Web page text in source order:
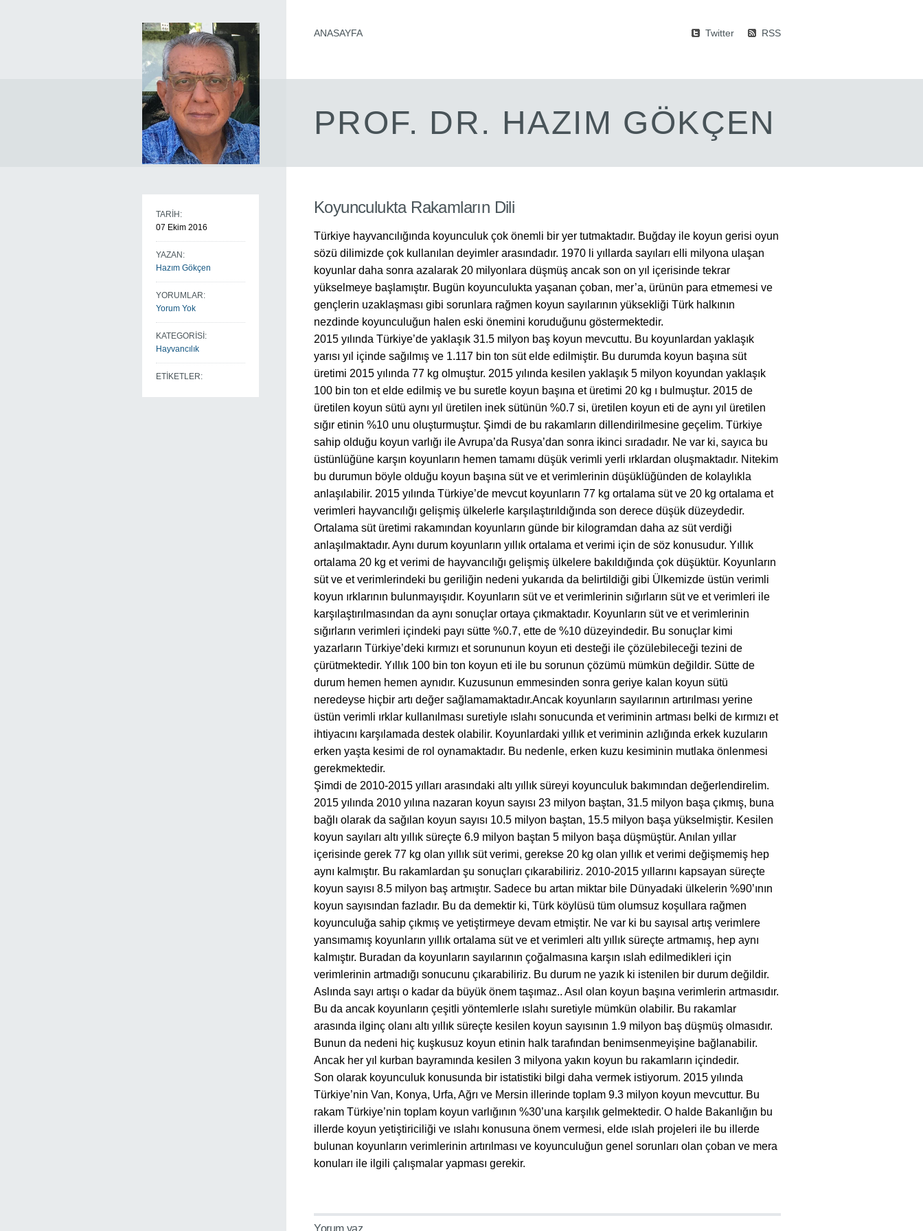
ANASAYFA Twitter RSS
PROF. DR. HAZIM GÖKÇEN
TARİH:
07 Ekim 2016
YAZAN:
Hazım Gökçen
YORUMLAR:
Yorum Yok
KATEGORİSİ:
Hayvancılık
ETİKETLER:
Koyunculukta Rakamların Dili
Türkiye hayvancılığında koyunculuk çok önemli bir yer tutmaktadır. Buğday ile koyun gerisi oyun
sözü dilimizde çok kullanılan deyimler arasındadır. 1970 li yıllarda sayıları elli milyona ulaşan
koyunlar daha sonra azalarak 20 milyonlara düşmüş ancak son on yıl içerisinde tekrar
yükselmeye başlamıştır. Bugün koyunculukta yaşanan çoban, mer’a, ürünün para etmemesi ve
gençlerin uzaklaşması gibi sorunlara rağmen koyun sayılarının yüksekliği Türk halkının
nezdinde koyunculuğun halen eski önemini koruduğunu göstermektedir.
2015 yılında Türkiye’de yaklaşık 31.5 milyon baş koyun mevcuttu. Bu koyunlardan yaklaşık
yarısı yıl içinde sağılmış ve 1.117 bin ton süt elde edilmiştir. Bu durumda koyun başına süt
üretimi 2015 yılında 77 kg olmuştur. 2015 yılında kesilen yaklaşık 5 milyon koyundan yaklaşık
100 bin ton et elde edilmiş ve bu suretle koyun başına et üretimi 20 kg ı bulmuştur. 2015 de
üretilen koyun sütü aynı yıl üretilen inek sütünün %0.7 si, üretilen koyun eti de aynı yıl üretilen
sığır etinin %10 unu oluşturmuştur. Şimdi de bu rakamların dillendirilmesine geçelim. Türkiye
sahip olduğu koyun varlığı ile Avrupa’da Rusya’dan sonra ikinci sıradadır. Ne var ki, sayıca bu
üstünlüğüne karşın koyunların hemen tamamı düşük verimli yerli ırklardan oluşmaktadır. Nitekim
bu durumun böyle olduğu koyun başına süt ve et verimlerinin düşüklüğünden de kolaylıkla
anlaşılabilir. 2015 yılında Türkiye’de mevcut koyunların 77 kg ortalama süt ve 20 kg ortalama et
verimleri hayvancılığı gelişmiş ülkelerle karşılaştırıldığında son derece düşük düzeydedir.
Ortalama süt üretimi rakamından koyunların günde bir kilogramdan daha az süt verdiği
anlaşılmaktadır. Aynı durum koyunların yıllık ortalama et verimi için de söz konusudur. Yıllık
ortalama 20 kg et verimi de hayvancılığı gelişmiş ülkelere bakıldığında çok düşüktür. Koyunların
süt ve et verimlerindeki bu geriliğin nedeni yukarıda da belirtildiği gibi Ülkemizde üstün verimli
koyun ırklarının bulunmayışıdır. Koyunların süt ve et verimlerinin sığırların süt ve et verimleri ile
karşılaştırılmasından da aynı sonuçlar ortaya çıkmaktadır. Koyunların süt ve et verimlerinin
sığırların verimleri içindeki payı sütte %0.7, ette de %10 düzeyindedir. Bu sonuçlar kimi
yazarların Türkiye’deki kırmızı et sorununun koyun eti desteği ile çözülebileceği tezini de
çürütmektedir. Yıllık 100 bin ton koyun eti ile bu sorunun çözümü mümkün değildir. Sütte de
durum hemen hemen aynıdır. Kuzusunun emmesinden sonra geriye kalan koyun sütü
neredeyse hiçbir artı değer sağlamamaktadır.Ancak koyunların sayılarının artırılması yerine
üstün verimli ırklar kullanılması suretiyle ıslahı sonucunda et veriminin artması belki de kırmızı et
ihtiyacını karşılamada destek olabilir. Koyunlardaki yıllık et veriminin azlığında erkek kuzuların
erken yaşta kesimi de rol oynamaktadır. Bu nedenle, erken kuzu kesiminin mutlaka önlenmesi
gerekmektedir.
Şimdi de 2010-2015 yılları arasındaki altı yıllık süreyi koyunculuk bakımından değerlendirelim.
2015 yılında 2010 yılına nazaran koyun sayısı 23 milyon baştan, 31.5 milyon başa çıkmış, buna
bağlı olarak da sağılan koyun sayısı 10.5 milyon baştan, 15.5 milyon başa yükselmiştir. Kesilen
koyun sayıları altı yıllık süreçte 6.9 milyon baştan 5 milyon başa düşmüştür. Anılan yıllar
içerisinde gerek 77 kg olan yıllık süt verimi, gerekse 20 kg olan yıllık et verimi değişmemiş hep
aynı kalmıştır. Bu rakamlardan şu sonuçları çıkarabiliriz. 2010-2015 yıllarını kapsayan süreçte
koyun sayısı 8.5 milyon baş artmıştır. Sadece bu artan miktar bile Dünyadaki ülkelerin %90’ının
koyun sayısından fazladır. Bu da demektir ki, Türk köylüsü tüm olumsuz koşullara rağmen
koyunculuğa sahip çıkmış ve yetiştirmeye devam etmiştir. Ne var ki bu sayısal artış verimlere
yansımamış koyunların yıllık ortalama süt ve et verimleri altı yıllık süreçte artmamış, hep aynı
kalmıştır. Buradan da koyunların sayılarının çoğalmasına karşın ıslah edilmedikleri için
verimlerinin artmadığı sonucunu çıkarabiliriz. Bu durum ne yazık ki istenilen bir durum değildir.
Aslında sayı artışı o kadar da büyük önem taşımaz.. Asıl olan koyun başına verimlerin artmasıdır.
Bu da ancak koyunların çeşitli yöntemlerle ıslahı suretiyle mümkün olabilir. Bu rakamlar
arasında ilginç olanı altı yıllık süreçte kesilen koyun sayısının 1.9 milyon baş düşmüş olmasıdır.
Bunun da nedeni hiç kuşkusuz koyun etinin halk tarafından benimsenmeyişine bağlanabilir.
Ancak her yıl kurban bayramında kesilen 3 milyona yakın koyun bu rakamların içindedir.
Son olarak koyunculuk konusunda bir istatistiki bilgi daha vermek istiyorum. 2015 yılında
Türkiye’nin Van, Konya, Urfa, Ağrı ve Mersin illerinde toplam 9.3 milyon koyun mevcuttur. Bu
rakam Türkiye’nin toplam koyun varlığının %30’una karşılık gelmektedir. O halde Bakanlığın bu
illerde koyun yetiştiriciliği ve ıslahı konusuna önem vermesi, elde ıslah projeleri ile bu illerde
bulunan koyunların verimlerinin artırılması ve koyunculuğun genel sorunları olan çoban ve mera
konuları ile ilgili çalışmalar yapması gerekir.
Yorum yaz